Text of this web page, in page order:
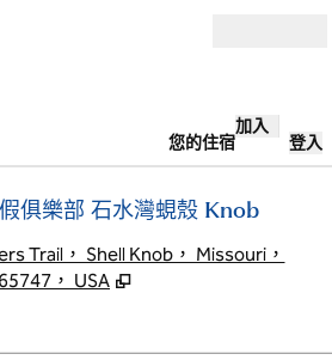
您的住宿
加入
登入
俱樂部 石水灣蜆殼 Knob
Trail， Shell Knob， Missouri，
65747， USA